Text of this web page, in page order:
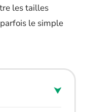
les tailles
le simple